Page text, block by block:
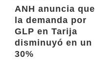
ANH anuncia que
la demanda por
GLP en Tarija
disminuyó en un
30%